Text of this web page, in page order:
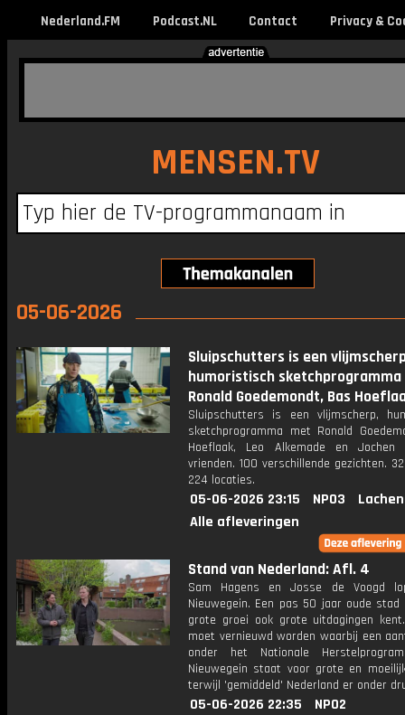
Nederland.FM Podcast.NL Contact Privacy &
MENSEN.TV
05-06-2026
Sluipschutters is een
humoristisch
Ronald Goedemondt, Bas
Sluipschutters is een vlijmscherp,
sketchprogramma met Ronald
Hoeflaak, Leo Alkemade en
vrienden. 100 verschillende gezichten.
224 locaties.
05-06-2026 23:15 NPO3
Alle afleveringen
Stand van Nederland: Afl. 4
Sam Hagens en Josse de Voogd
Nieuwegein. Een pas 50 jaar oude
grote groei ook grote uitdagingen
moet vernieuwd worden waarbij een
onder het Nationale
Nieuwegein staat voor grote en
terwijl 'gemiddeld' Nederland er onder
05-06-2026 22:35
NPO2